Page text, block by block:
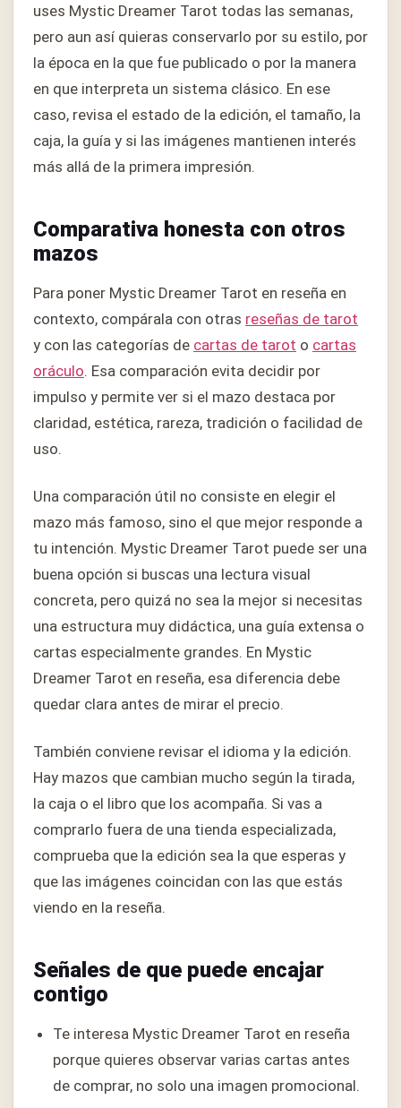
uses Mystic Dreamer Tarot todas las semanas,
pero aun así quieras conservarlo por su estilo, por
la época en la que fue publicado o por la manera
en que interpreta un sistema clásico. En ese
caso, revisa el estado de la edición, el tamaño, la
caja, la guía y si las imágenes mantienen interés
más allá de la primera impresión.
Comparativa honesta con otros
mazos
Para poner Mystic Dreamer Tarot en reseña en
contexto, compárala con otras reseñas de tarot
y con las categorías de cartas de tarot o cartas
oráculo. Esa comparación evita decidir por
impulso y permite ver si el mazo destaca por
claridad, estética, rareza, tradición o facilidad de
uso.
Una comparación útil no consiste en elegir el
mazo más famoso, sino el que mejor responde a
tu intención. Mystic Dreamer Tarot puede ser una
buena opción si buscas una lectura visual
concreta, pero quizá no sea la mejor si necesitas
una estructura muy didáctica, una guía extensa o
cartas especialmente grandes. En Mystic
Dreamer Tarot en reseña, esa diferencia debe
quedar clara antes de mirar el precio.
También conviene revisar el idioma y la edición.
Hay mazos que cambian mucho según la tirada,
la caja o el libro que los acompaña. Si vas a
comprarlo fuera de una tienda especializada,
comprueba que la edición sea la que esperas y
que las imágenes coincidan con las que estás
viendo en la reseña.
Señales de que puede encajar
contigo
Te interesa Mystic Dreamer Tarot en reseña
porque quieres observar varias cartas antes
de comprar, no solo una imagen promocional.